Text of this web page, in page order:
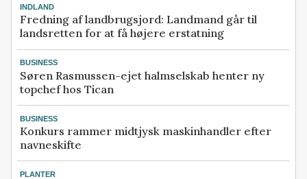
INDLAND
Fredning af landbrugsjord: Landmand går til
landsretten for at få højere erstatning
BUSINESS
Søren Rasmussen-ejet halmselskab henter ny
topchef hos Tican
BUSINESS
Konkurs rammer midtjysk maskinhandler efter
navneskifte
PLANTER